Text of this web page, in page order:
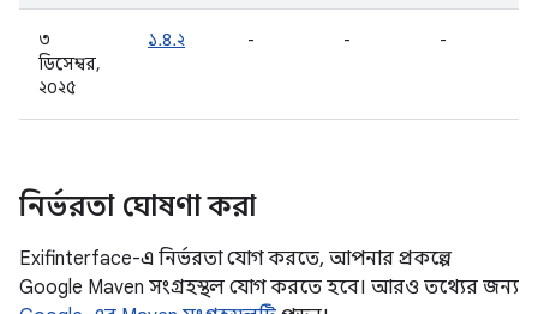
৩
ডিসেম্বর,
২০২৫
১.৪.২ - - -
নির্ভরতা ঘোষণা করা
Exifinterface-এ নির্ভরতা যোগ করতে, আপনার প্রকল্পে
Google Maven সংগ্রহস্থল যোগ করতে হবে। আরও তথ্যের জন্য